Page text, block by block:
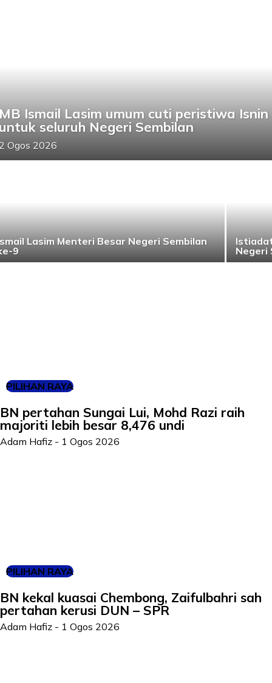
Ismail Lasim umum cuti peristiwa Isnin
seluruh Negeri Sembilan
Ogos 2026
Lasim Menteri Besar Negeri Sembilan
9
Negeri
PILIHAN RAYA
BN pertahan Sungai Lui, Mohd Razi raih
majoriti lebih besar 8,476 undi
Adam Hafiz - 1 Ogos 2026
PILIHAN RAYA
BN kekal kuasai Chembong, Zaifulbahri sah
pertahan kerusi DUN – SPR
Adam Hafiz - 1 Ogos 2026